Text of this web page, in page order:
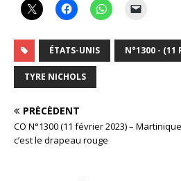
ÉTATS-UNIS N°1300 - (11
TYRE NICHOLS
PRÉCÉDENT
CO N°1300 (11 février 2023) –
c’est le drapeau rouge